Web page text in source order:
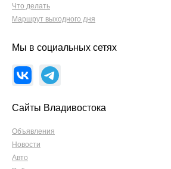
Что делать
Маршрут выходного дня
Мы в социальных сетях
Сайты Владивостока
Объявления
Новости
Авто